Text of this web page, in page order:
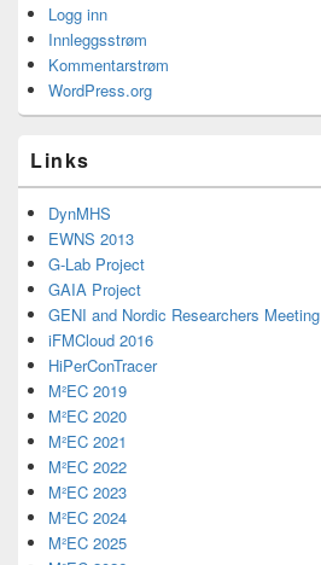
Logg inn
Innleggsstrøm
Kommentarstrøm
WordPress.org
Links
DynMHS
EWNS 2013
G-Lab Project
GAIA Project
GENI and Nordic Researchers Meeting
iFMCloud 2016
HiPerConTracer
M²EC 2019
M²EC 2020
M²EC 2021
M²EC 2022
M²EC 2023
M²EC 2024
M²EC 2025